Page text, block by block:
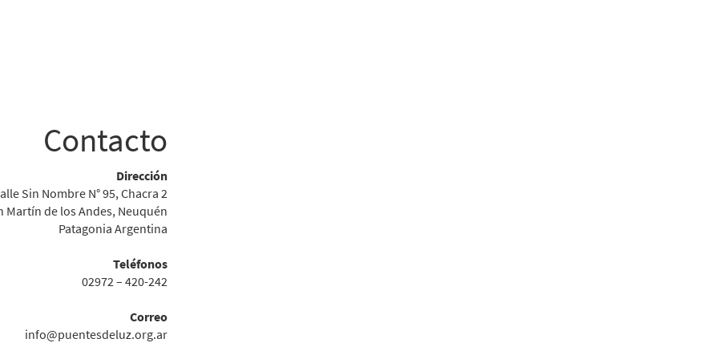
Contacto
Dirección
Sin Nombre N° 95, Chacra 2
Martín de los Andes, Neuquén
Patagonia Argentina
Teléfonos
02972 – 420-242
Correo
info@puentesdeluz.org.ar